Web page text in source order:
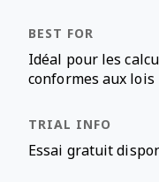
Idéal pour les
conformes aux
Essai gratuit